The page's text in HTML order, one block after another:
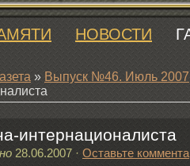
НОВОСТИ
» Выпуск №46. Июль 2007
интернационалиста
28.06.2007 · Оставьте